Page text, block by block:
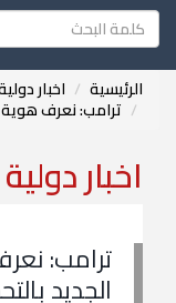
الرئيسية اخبار
ترامب: نعرف هوية
اخبار دولية
ترامب:
الجديد